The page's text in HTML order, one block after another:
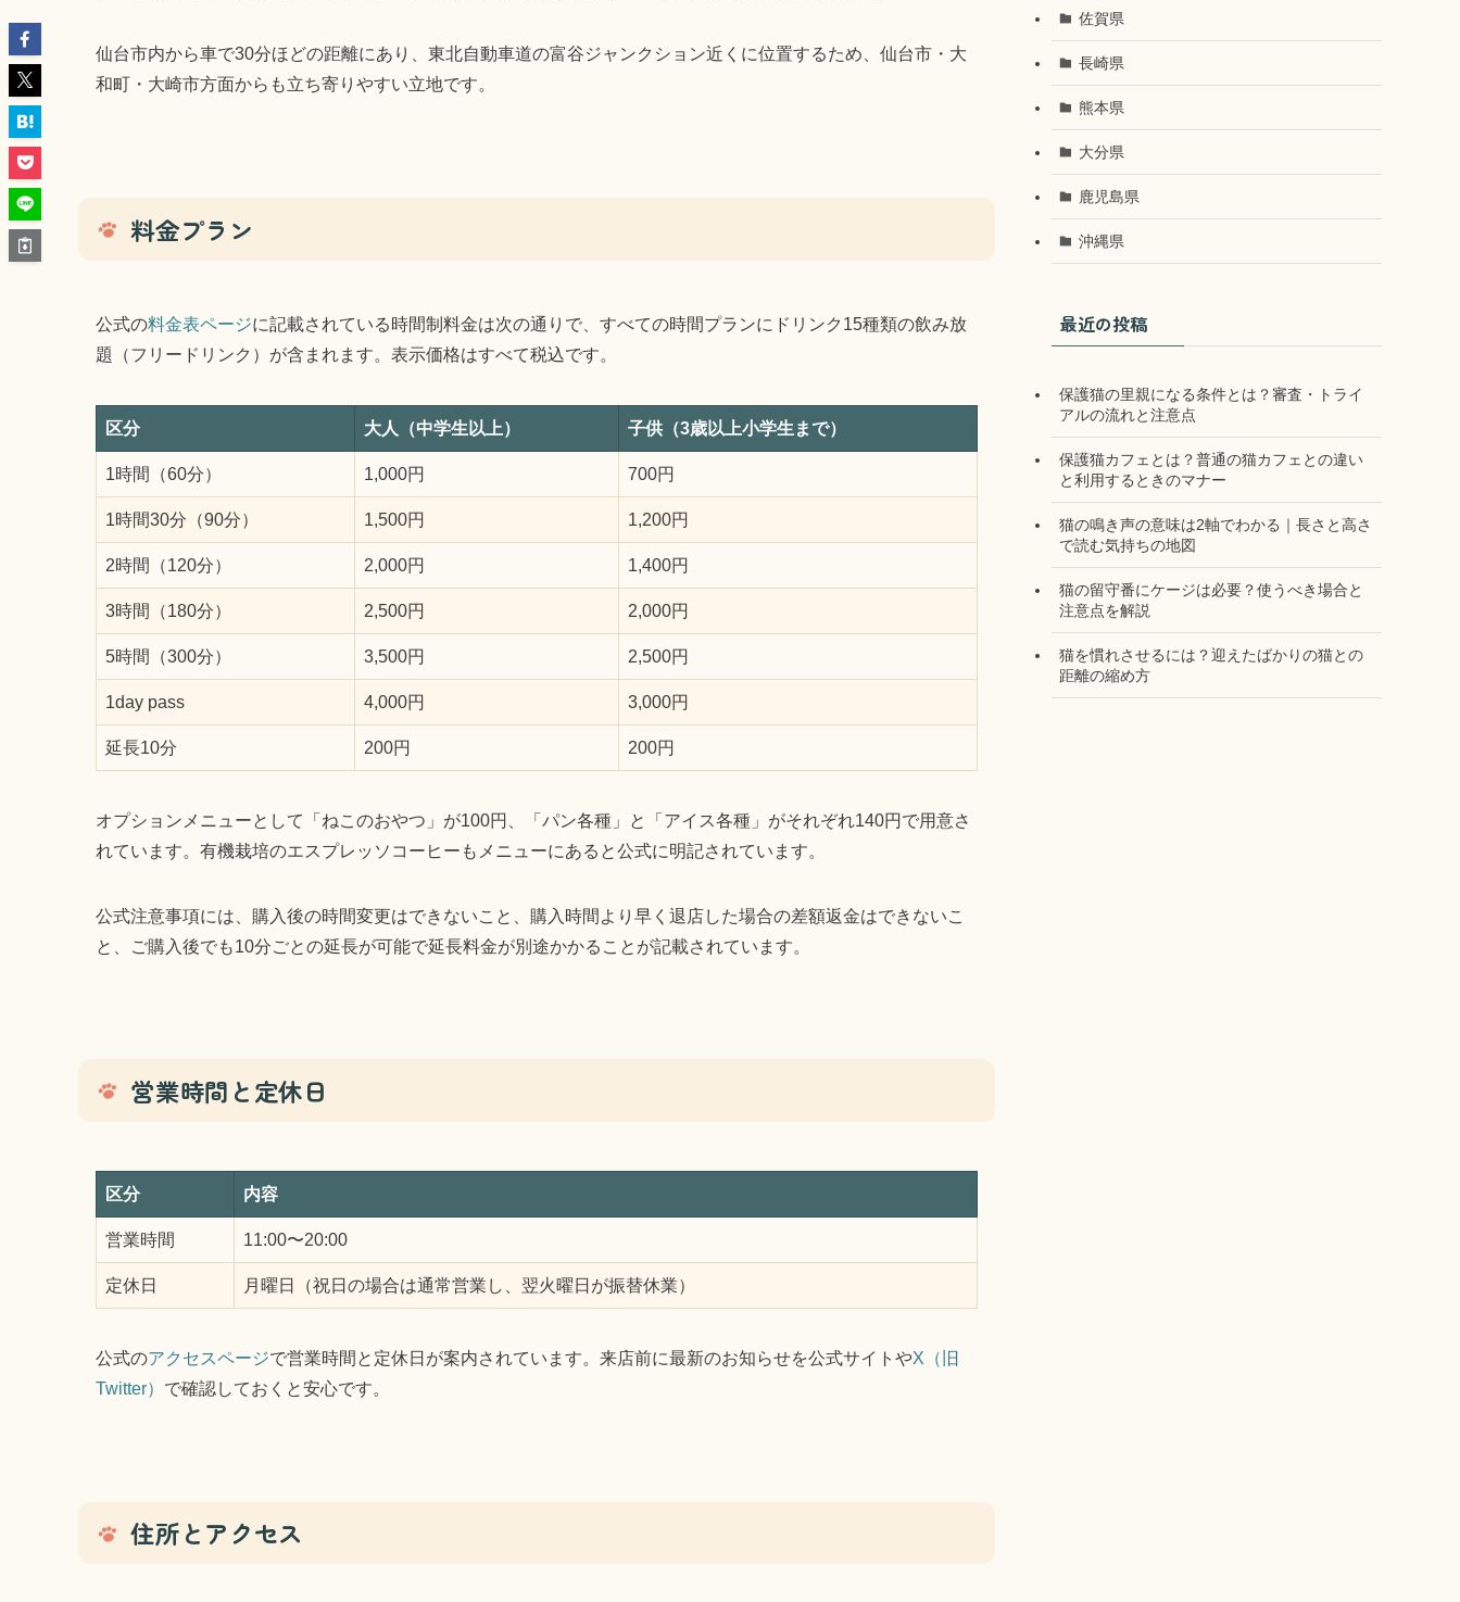
仙台市内から車で30分ほどの距離にあり、東北自動車道の富谷ジャンクション近くに位置するため、仙台市・大
和町・大崎市方面からも立ち寄りやすい立地です。
料金プラン
公式の料金表ページに記載されている時間制料金は次の通りで、すべての時間プランにドリンク15種類の飲み放
題（フリードリンク）が含まれます。表示価格はすべて税込です。
区分 大人（中学生以上） 子供（3歳以上小学生まで）
1時間（60分） 1,000円 700円
1時間30分（90分） 1,500円 1,200円
2時間（120分） 2,000円 1,400円
3時間（180分） 2,500円 2,000円
5時間（300分） 3,500円 2,500円
1day pass 4,000円 3,000円
延長10分 200円 200円
オプションメニューとして「ねこのおやつ」が100円、「パン各種」と「アイス各種」がそれぞれ140円で用意さ
れています。有機栽培のエスプレッソコーヒーもメニューにあると公式に明記されています。
公式注意事項には、購入後の時間変更はできないこと、購入時間より早く退店した場合の差額返金はできないこ
と、ご購入後でも10分ごとの延長が可能で延長料金が別途かかることが記載されています。
営業時間と定休日
区分 内容
営業時間 11:00〜20:00
定休日 月曜日（祝日の場合は通常営業し、翌火曜日が振替休業）
公式のアクセスページで営業時間と定休日が案内されています。来店前に最新のお知らせを公式サイトやX（旧
Twitter） で確認しておくと安心です。
住所とアクセス
佐賀県
長崎県
熊本県
大分県
鹿児島県
沖縄県
最近の投稿
保護猫の里親になる条件とは？審査・トライ
アルの流れと注意点
保護猫カフェとは？普通の猫カフェとの違い
と利用するときのマナー
猫の鳴き声の意味は2軸でわかる｜長さと高さ
で読む気持ちの地図
猫の留守番にケージは必要？使うべき場合と
注意点を解説
猫を慣れさせるには？迎えたばかりの猫との
距離の縮め方